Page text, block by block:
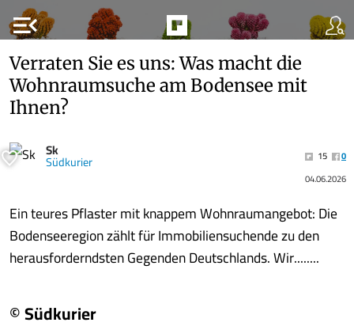
menu_open
Verraten Sie es uns: Was macht die
Wohnraumsuche am Bodensee mit
Ihnen?
Sk
Südkurier 15
0
04.06.2026
Ein teures Pflaster mit knappem Wohnraumangebot: Die
Bodenseeregion zählt für Immobiliensuchende zu den
herausforderndsten Gegenden Deutschlands. Wir........
© Südkurier